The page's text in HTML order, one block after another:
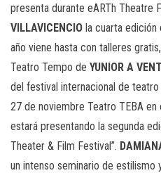
presenta durante eARTh Theatre
VILLAVICENCIO la cuarta edición
año viene hasta con talleres
Teatro Tempo de YUNIOR A
del festival internacional de teatro
27 de noviembre Teatro TEBA
estará presentando la segunda
Theater & Film Festival”.
un intenso seminario de